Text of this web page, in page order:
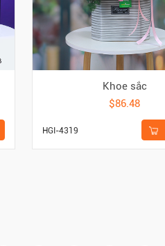
Khoe sắc
$86.48
HGI-4319